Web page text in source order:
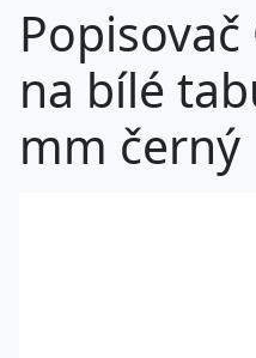
Popisovač
na bílé
mm černý